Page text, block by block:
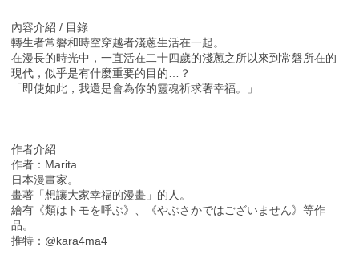
內容介紹 / 目錄
轉生者常磐和時空穿越者淺蔥生活在一起。
在漫長的時光中，一直活在二十四歲的淺蔥之所以來到常磐所在的
現代，似乎是有什麼重要的目的…？
「即使如此，我還是會為你的靈魂祈求著幸福。」
作者介紹
作者：Marita
日本漫畫家。
畫著「想讓大家幸福的漫畫」的人。
繪有《類はトモを呼ぶ》、《やぶさかではございません》等作
品。
推特：@kara4ma4